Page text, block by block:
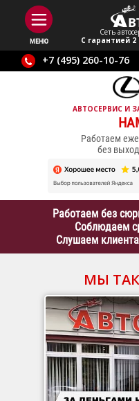
МЕНЮ
Сеть
С гарантией
+7 (495) 260-10-76
АВТОСЕРВИС И
Работаем
без
Работаем без
Соблюдаем
Слушаем
МЫ